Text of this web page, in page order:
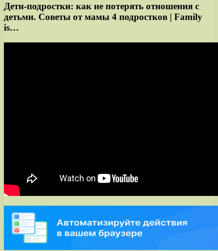
Дети-подростки: как не потерять отношения с
детьми. Советы от мамы 4 подростков | Family
is…